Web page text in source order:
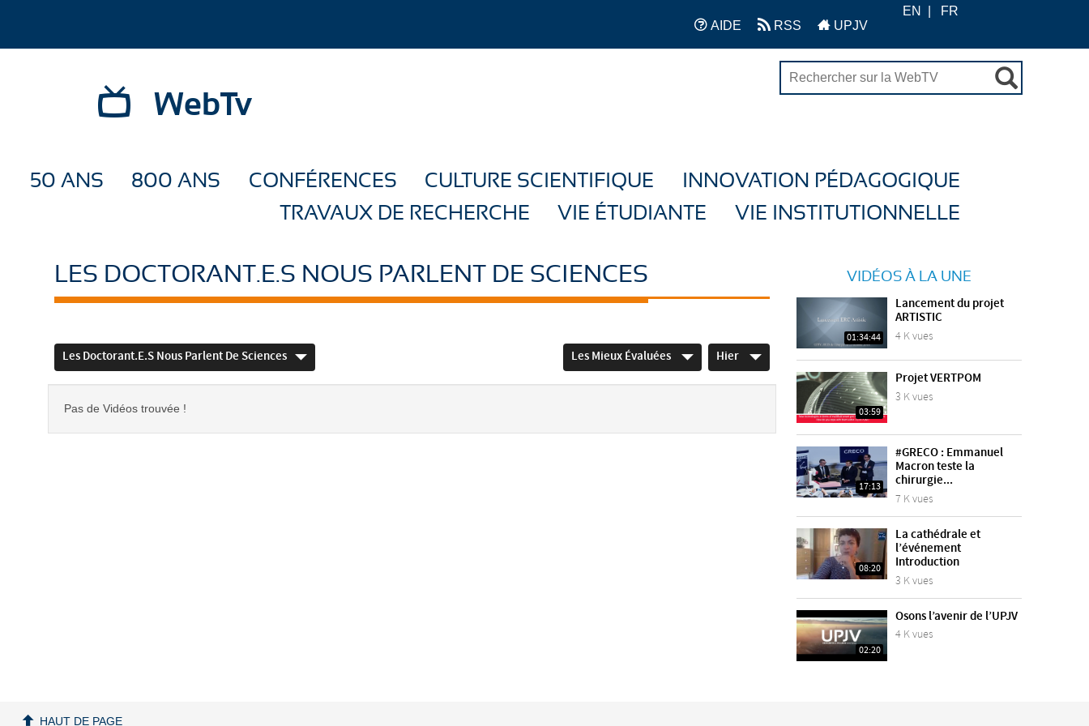
AIDE RSS UPJV
EN FR
WebTv
50 ANS 800 ANS CONFÉRENCES CULTURE SCIENTIFIQUE
INNOVATION PÉDAGOGIQUE
TRAVAUX DE RECHERCHE
VIE ÉTUDIANTE VIE INSTITUTIONNELLE
LES DOCTORANT.E.S NOUS PARLENT DE SCIENCES
Les Doctorant.e.s Nous Parlent De Sciences Les Mieux Évaluées Hier
Pas de Vidéos trouvée !
VIDÉOS À LA UNE
01:34:44
Lancement du projet
ARTISTIC
4 K vues
03:59
Projet VERTPOM
3 K vues
17:13
#GRECO : Emmanuel
Macron teste la
chirurgie...
7 K vues
08:20
La cathédrale et
l’événement
Introduction
3 K vues
02:20
Osons l’avenir de l’UPJV
4 K vues
HAUT DE PAGE